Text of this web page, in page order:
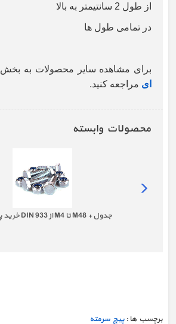
از طول 2 سانتیمتر به بالا
در تمامی طول ها
برای مشاهده سایر محصولات به بخش
ای مراجعه کنید.
محصولات وابسته
خرید پیچ آهنی DIN 933 از M4 تا M48 + جدول
برچسب ها : پیچ سرمته